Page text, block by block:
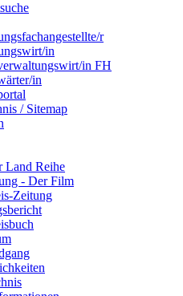
r
in
in FH
in
/ Sitemap
Land Reihe
- Der Film
Zeitung